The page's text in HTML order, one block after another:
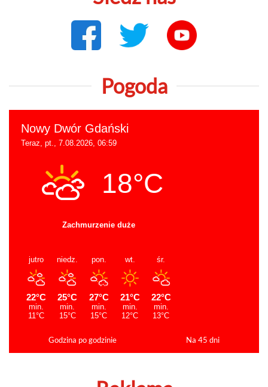
Pogoda
Godzina po godzinie Na 45 dni